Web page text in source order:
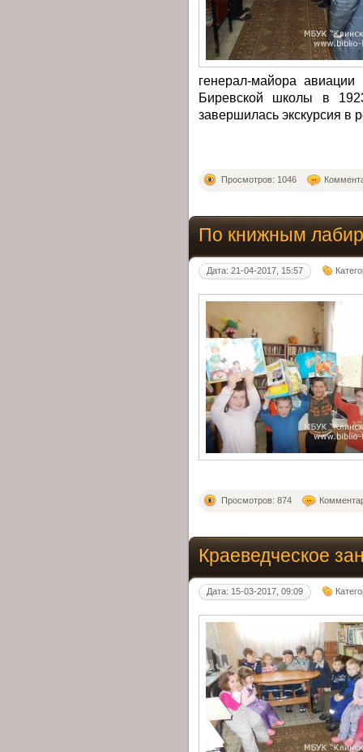
генерал-майора
Биревской школы в
завершилась экскурсия в
Просмотров: 1046
По книжным
Дата: 21-04-2017, 15:57
Просмотров: 874
Краеведческое
Дата: 15-03-2017, 09:09